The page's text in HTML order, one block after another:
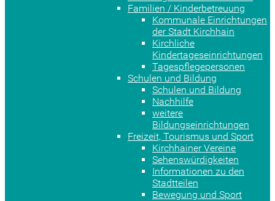
Familien / Kinderbetreuung
Kommunale Einrichtungen
der Stadt Kirchhain
Kirchliche
Kindertageseinrichtungen
Tagespflegepersonen
Schulen und Bildung
Schulen und Bildung
Nachhilfe
weitere
Bildungseinrichtungen
Freizeit, Tourismus und Sport
Kirchhainer Vereine
Sehenswürdigkeiten
Informationen zu den
Stadtteilen
Bewegung und Sport